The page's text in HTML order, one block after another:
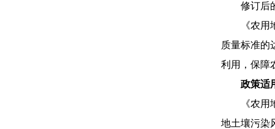
修订后
《农
质量标准的
利用，保障
政策适
《农
地土壤污染